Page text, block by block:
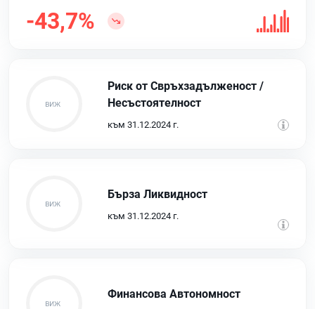
-43,7%
Риск от Свръхзадълженост /
Несъстоятелност
към 31.12.2024 г.
Бърза Ликвидност
към 31.12.2024 г.
Финансова Автономност